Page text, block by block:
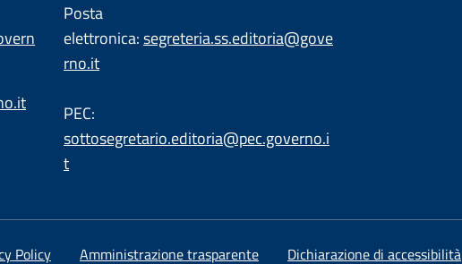
Posta
elettronica:segreteria.ss.editoria@gove
rno.it
PEC:
sottosegretario.editoria@pec.governo.i
t
Policy Amministrazione trasparente Dichiarazione di accessibilità